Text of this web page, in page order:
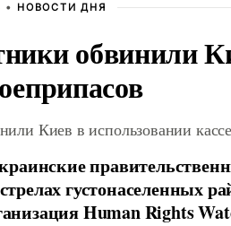
• НОВОСТИ ДНЯ
обвинили
Киев в использовании
густонаселенных
Human Rights